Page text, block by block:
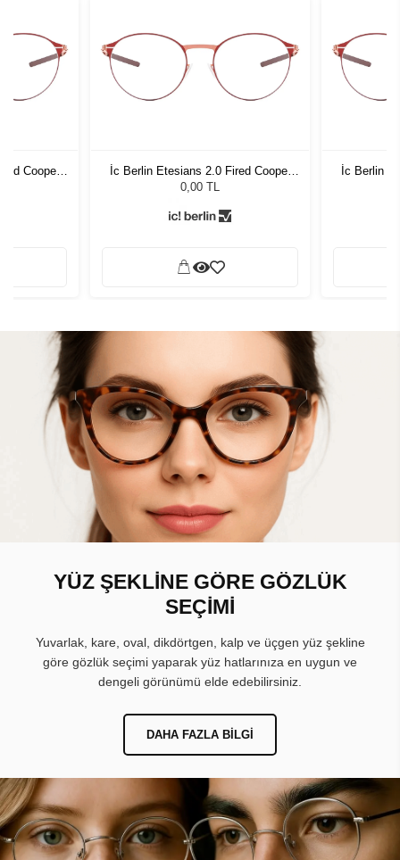
Cooper
İc Berlin Etesians 2.0 Fired Cooper
Circle
0,00 TL
İc Berlin
YÜZ ŞEKLİNE GÖRE GÖZLÜK
SEÇİMİ
Yuvarlak, kare, oval, dikdörtgen, kalp ve üçgen yüz şekline
göre gözlük seçimi yaparak yüz hatlarınıza en uygun ve
dengeli görünümü elde edebilirsiniz.
DAHA FAZLA BILGI